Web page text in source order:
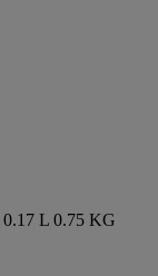
0.17 L 0.75 KG